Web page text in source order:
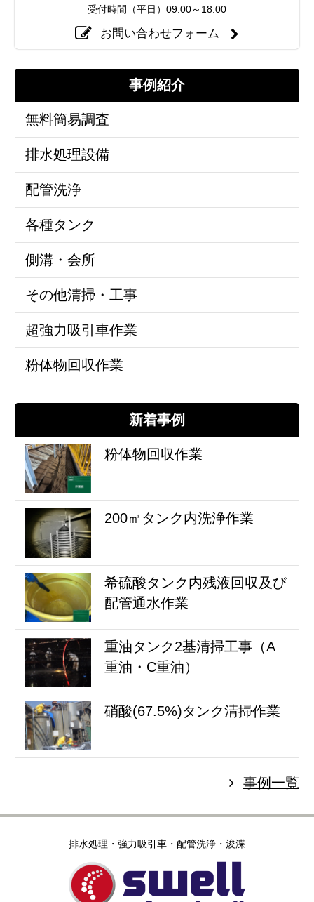
受付時間（平日） 09:00～18:00
お問い合わせフォーム
事例紹介
無料簡易調査
排水処理設備
配管洗浄
各種タンク
側溝・会所
その他清掃・工事
超強力吸引車作業
粉体物回収作業
新着事例
粉体物回収作業
200㎥タンク内洗浄作業
希硫酸タンク内残液回収及び
配管通水作業
重油タンク2基清掃工事（A
重油・C重油）
硝酸(67.5%)タンク清掃作業
事例一覧
排水処理・強力吸引車・配管洗浄・浚渫